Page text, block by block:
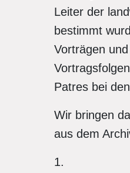
Leiter der
bestimmt
Vorträgen
Patres bei
Wir bringen
aus dem
1.